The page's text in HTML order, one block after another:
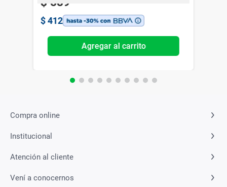
$ 412
Agregar al carrito
Compra online
Institucional
Atención al cliente
Vení a conocernos